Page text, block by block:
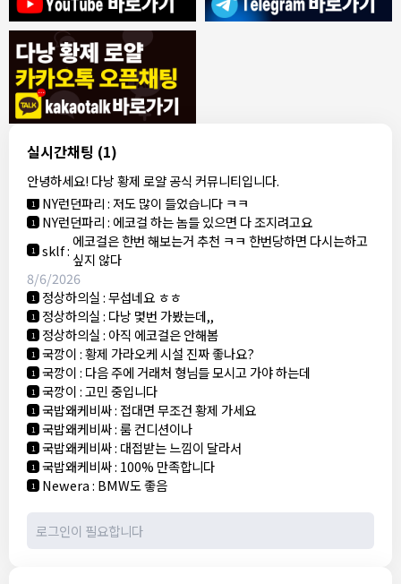
실시간채팅 (1)
안녕하세요! 다낭 황제 로얄 공식 커뮤니티입니다.
8/4/2026
1 모기한테물림:여기도 문의해보면 바로 알려줌
1 모기한테물림:정찰가보다 쌀수 없음
1 결혼안해:ㄹㅇ 팩트 ㅋㅋㅋㅋ
결혼안해:ㄹㅇ 팩트 ㅋㅋㅋㅋ
8/5/2026
NY런던파리 :다낭 에코걸 여기서 예약 가능한가요?
1 3군:에코걸 좀 조심 하는게 좋음
1 NY런던파리:저도 많이 들었습니다 ㅋㅋ
1 NY런던파리: 에코걸 하는 놈들 있으면 다 조지려고요
1 sklf: 에코걸은 한번 해보는거 추천 ㅋㅋ 한번당하면 다시는하고
싶지 않다
8/6/2026
1 정상하의실:무섭네요 ㅎㅎ
1 정상하의실: 다낭 몇번 가봤는데,,
1 정상하의실: 아직 에코걸은 안해봄
1 국깡이:황제 가라오케 시설 진짜 좋나요?
1 국깡이: 다음 주에 거래처 형님들 모시고 가야 하는데
1 국깡이:고민 중입니다
1 국밥왜케비싸: 접대면 무조건 황제 가세요
1 국밥왜케비싸:룸 컨디션이나
1 국밥왜케비싸: 대접받는 느낌이 달라서
1 국밥왜케비싸: 100% 만족합니다
1 Newera: BMW도 좋음